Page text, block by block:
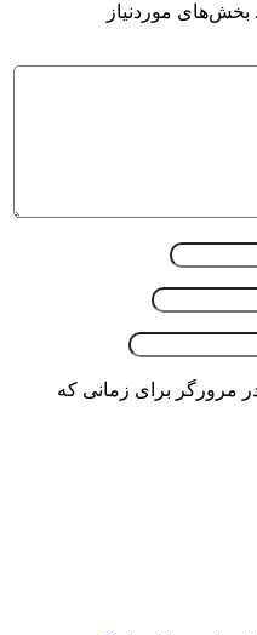
بخش‌های موردنیاز
مرورگر برای زمانی که